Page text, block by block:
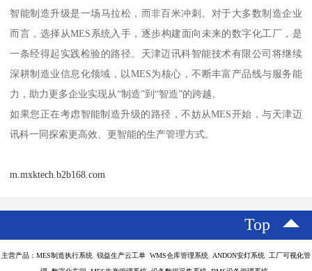
智能制造升级是一场马拉松，而非百米冲刺。对于大多数制造企业
而言，选择从MES系统入手，逐步构建面向未来的数字化工厂，是
一条经得起实践检验的路径。天津迈讯科智能技术有限公司将继续
深耕制造业信息化领域，以MES为核心，不断丰富产品线与服务能
力，助力更多企业实现从“制造”到“智造”的跨越。
如果您正在考虑智能制造升级的路径，不妨从MES开始，与天津迈
讯科一同探索更高效、更智能的生产管理方式。
m.mxktech.b2b168.com
Top
主营产品：MES制造执行系统 锐益生产云工单 WMS仓库管理系统 ANDON安灯系统 工厂可视化管